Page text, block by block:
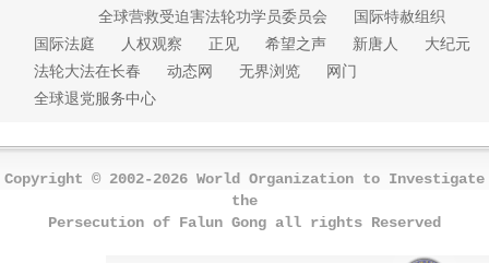
全球营救受迫害法轮功学员委员会
国际特赦组织
国际法庭
人权观察 正见 希望之声 新唐人
大纪元
法轮大法在长春
动态网 无界浏览
网门
全球退党服务中心
Copyright © 2002-2026 World Organization to Investigate
the
Persecution of Falun Gong all rights Reserved